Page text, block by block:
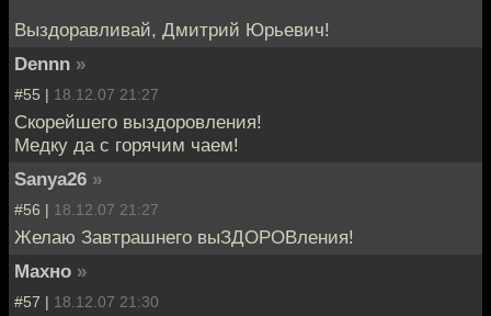
Выздоравливай, Дмитрий Юрьевич!
Dennn »
#55 | 18.12.07 21:27
Скорейшего выздоровления!
Медку да с горячим чаем!
Sanya26 »
#56 | 18.12.07 21:27
Желаю Завтрашнего выЗДОРОВления!
Махно »
#57 | 18.12.07 21:30